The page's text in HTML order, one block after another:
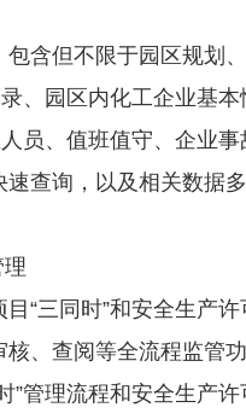
含但不限于园区规划
、园区内化工企业基
员、值班值守、企业
查询，以及相关数据
“三同时”和安全生产
、查阅等全流程监管
”管理流程和安全生产